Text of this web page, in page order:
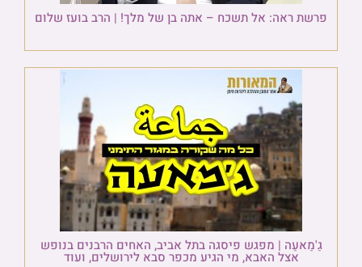
פרשת ראה: אל תשכח – אתה בן של מלך! | הרב בועז שלום
גַ'מַאעַה | מפגש פיסגה בתל אביב, האחים הרבנים בנופש
אצל האבא, מי הגיע מכפר סבא לירושלים, ועוד